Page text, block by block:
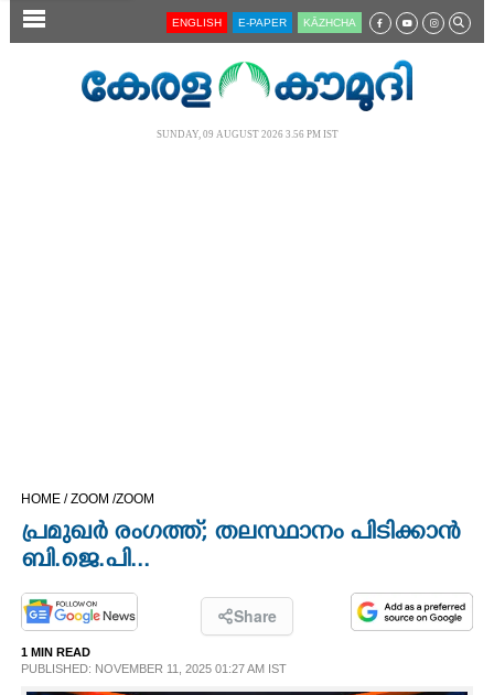
SECTIONS ENGLISH E-PAPER KĀZHCHA
SUNDAY, 09 AUGUST 2026 3.56 PM IST
HOME /ZOOM /ZOOM
പ്രമുഖർ രംഗത്ത്; തലസ്ഥാനം പിടിക്കാൻ
ബി.ജെ.പി...
Share
1 MIN READ
PUBLISHED: NOVEMBER 11, 2025 01:27 AM IST